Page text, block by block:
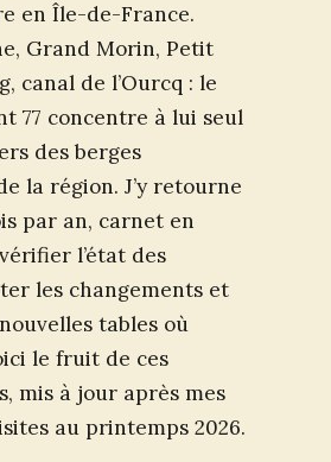
en Île-de-France.
Grand Morin, Petit
canal de l’Ourcq : le
77 concentre à lui seul
des berges
la région. J’y retourne
par an, carnet en
l’état des
les changements et
tables où
le fruit de ces
mis à jour après mes
au printemps 2026.